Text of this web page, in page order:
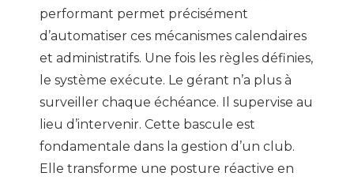
performant permet précisément
d’automatiser ces mécanismes calendaires
et administratifs. Une fois les règles définies,
le système exécute. Le gérant n’a plus à
surveiller chaque échéance. Il supervise au
lieu d’intervenir. Cette bascule est
fondamentale dans la gestion d’un club.
Elle transforme une posture réactive en